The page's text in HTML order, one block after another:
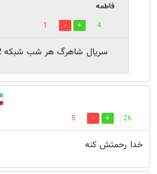
فاطمه
4
1
سریال شاهرگ هر شب شبکه 2 بازی میکنه
26
5
خدا رحمتش کنه